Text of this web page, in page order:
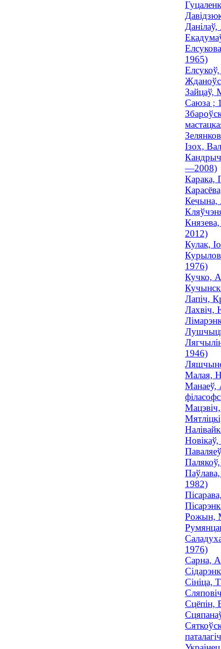
1965)
Зайцаў,
Саюза ;
Ізох,
—2008)
Карака,
Кечына,
2012)
Кулак,
1976)
Кучко,
Лапіч,
Лахвіч,
1946)
Малая,
Манаеў,
1982)
Рожын,
1976)
Сарна,
Сініца,
Сцёпін,